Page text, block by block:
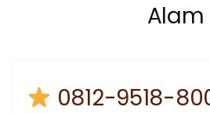
Alam
0812-9518-